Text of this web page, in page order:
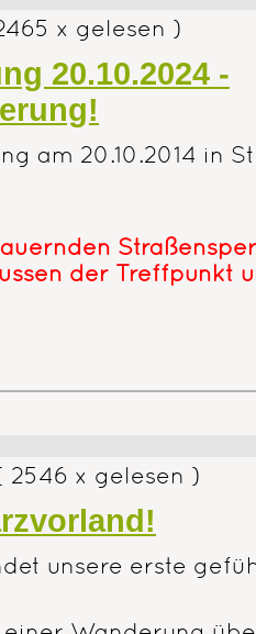
x gelesen )
20.10.2024 -
am 20.10.2014 in
der Treffpunkt
2546 x gelesen )
unsere erste